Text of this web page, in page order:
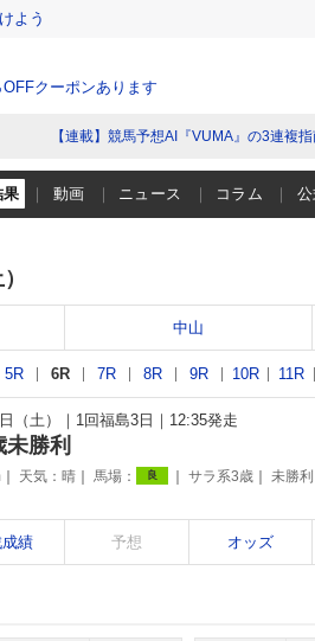
よう
クーポンあります
【連載】競馬予想AI『VUMA』の3連複指
果 動画 ニュース コラム
中山
5R 6R 7R 8R 9R 10R 11R
（土） 1回福島3日 12:35発走
勝利
天気： 晴 馬場： 良 サラ系3歳 未勝
績 予想 オッズ